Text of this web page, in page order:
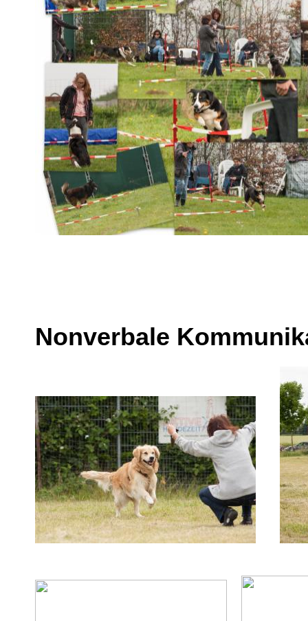
Nonverbale